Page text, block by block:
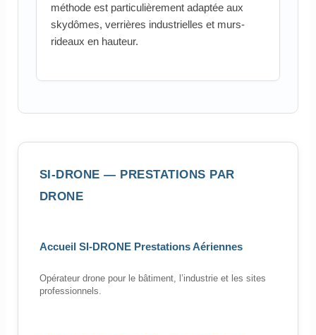
méthode est particulièrement adaptée aux
skydômes, verrières industrielles et murs-
rideaux en hauteur.
SI-DRONE — PRESTATIONS PAR
DRONE
Accueil SI-DRONE Prestations Aériennes
Opérateur drone pour le bâtiment, l’industrie et les sites
professionnels.